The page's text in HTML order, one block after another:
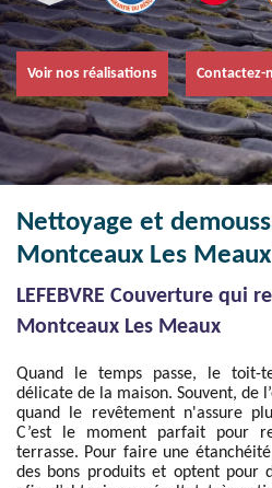
Voir nos réalisations Contactez-
Nettoyage et
Montceaux Les
LEFEBVRE Couverture qui
Montceaux Les Meaux
Quand le temps passe, le toit-
délicate de la maison. Souvent, de
quand le revêtement n'assure
C’est le moment parfait pour
terrasse. Pour faire une
des bons produits et optent pour